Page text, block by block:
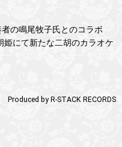
の鳴尾牧子氏とのコラボ
にて新たな二胡のカラオケ
Produced by R-STACK RECORDS